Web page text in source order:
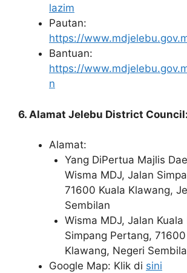
lazim
Pautan:
https://
Bantuan:
https://
n
6. Alamat Jelebu District Council:
Alamat:
Yang DiPertua Majlis
Wisma MDJ, Jalan
71600 Kuala Klawang,
Sembilan
Wisma MDJ, Jalan Kuala
Simpang Pertang, 71600
Klawang, Negeri
Google Map: Klik di sini